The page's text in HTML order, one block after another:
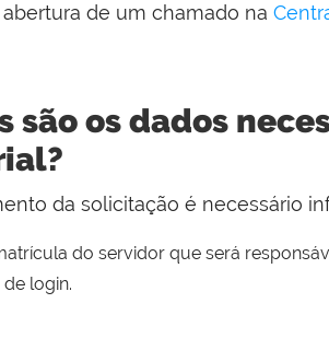
de um chamado na
são os dados
da solicitação é necessário
do servidor que será
login.